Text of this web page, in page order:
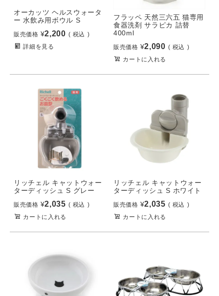
オーカッツ ヘルスウォータ
ー 水飲み用ボウル S
販売価格 ¥2,200
税込
詳細を見る
フラッペ 天然三六五 猫専用
食器洗剤 サラピカ 詰替
400ml
販売価格 ¥2,090
税込
カートに入れる
リッチェル キャットウォー
ターディッシュ S グレー
販売価格 ¥2,035
税込
カートに入れる
リッチェル キャットウォー
ターディッシュ S ホワイト
販売価格 ¥2,035
税込
カートに入れる